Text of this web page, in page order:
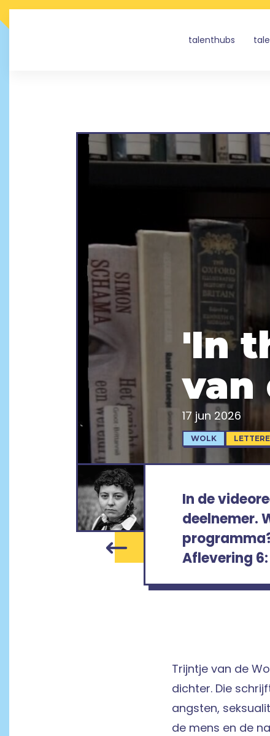
talenthubs
'In
van
17 jun 2026
WOLK
In de
deelnemer.
Aflevering
Trijntje van de
dichter. Die
angsten,
de mens en de